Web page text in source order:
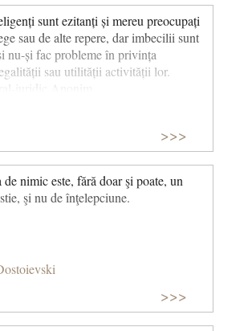
sunt ezitanți și mereu preocupați
sau de alte repere, dar imbecilii sunt
nu-și fac probleme în privința
sau utilității activității lor.
>>>
nimic este, fără doar şi poate, un
şi nu de înţelepciune.
>>>